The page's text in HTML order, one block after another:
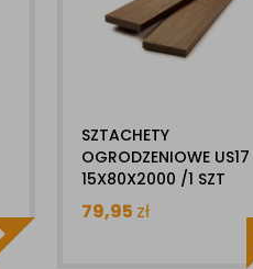
SZTACHETY
OGRODZENIOWE US17
15X80X2000 /1 SZT
ULTRASHIELD
79,95 zł